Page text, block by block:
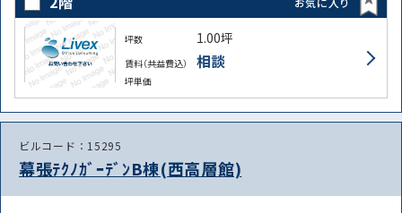
坪数 1.00坪
賃料（共益費込） 相談
坪単価
ビルコード：15295
幕張ﾃｸﾉｶﾞｰﾃﾞﾝB棟(西高層館)